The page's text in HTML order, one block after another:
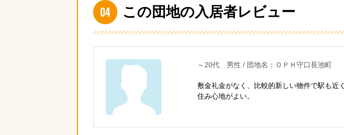
04 この団地の入居者レビュー
～20代 男性 / 団地名：ＯＰＨ守口長池町
敷金礼金がなく、比較的新しい物件で駅も近く
住み心地がよい。